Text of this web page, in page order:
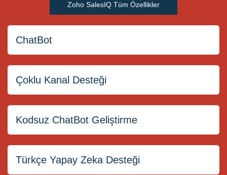
Zoho SalesIQ Tüm Özellikler
ChatBot
Zobot - ChatBot ve Otomatik
Cevaplayıcılar
Çoklu Kanal Desteği
Kodsuz ChatBot Geliştirme
Yazılıma İhtiyaç Duymadan
Türkçe Yapay Zeka Desteği